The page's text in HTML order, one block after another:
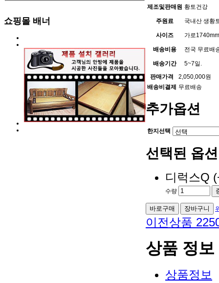
쇼핑몰 배너
제조및판매원 황토건강
주원료 국내산 생황
사이즈 가로
배송비용 전국 무료배
배송기간
5~7일.
판매가격
2,050,000원
배송비결제
무료배송
추가옵션
한지선택
선택된 옵션
디럭스Q
수량
이전상품
상품 정보
상품정보